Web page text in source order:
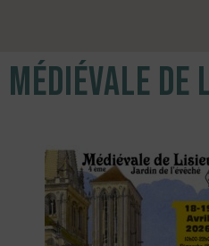
Médiévale de